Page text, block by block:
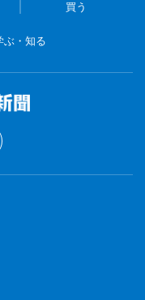
買う
ぶ・知る